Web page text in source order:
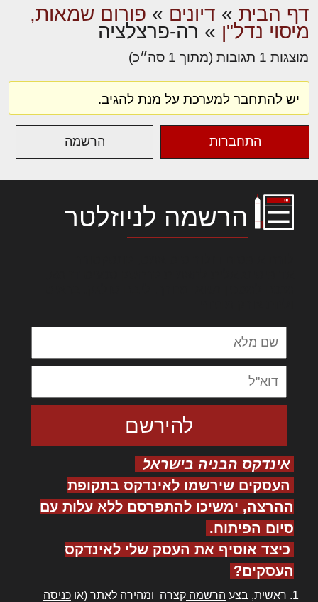
דף הבית » דיונים » פורום שמאות,
מיסוי נדל"ן » רה-פרצלציה
מוצגות 1 תגובות (מתוך 1 סה״כ)
יש להתחבר למערכת על מנת להגיב.
התחברות הרשמה
הרשמה לניוזלטר
אינדקס הבניה בישראל
העסקים שירשמו לאינדקס בתקופת
ההרצה, ימשיכו להתפרסם ללא עלות עם
סיום הפיתוח.
כיצד אוסיף את העסק שלי לאינדקס
העסקים?
ראשית, בצע הרשמה קצרה ומהירה לאתר (או כניסה